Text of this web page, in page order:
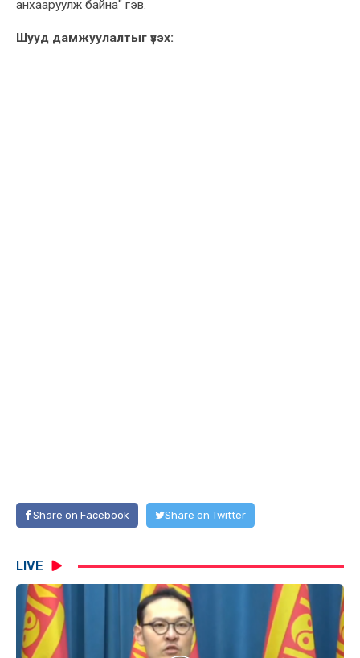
анхааруулж байна" гэв.
Шууд дамжуулалтыг үзэх:
Share on Facebook Share on Twitter
LIVE